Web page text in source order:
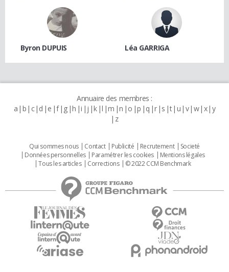
Byron DUPUIS Léa GARRIGA
Annuaire des membres :
a b c d e f g h i j k l m n o p q r s t u v w x y
z
Qui sommes nous Contact Publicité Recrutement
Societé
Données personnelles
Paramétrer les cookies
Mentions légales
Tous les articles
Corrections © 2022 CCM Benchmark